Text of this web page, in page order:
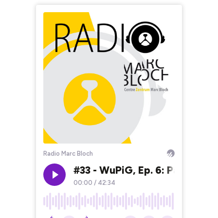
Radio Marc Bloch
#33 - WuPiG, Ep. 6: Passt
00:00 / 42:34